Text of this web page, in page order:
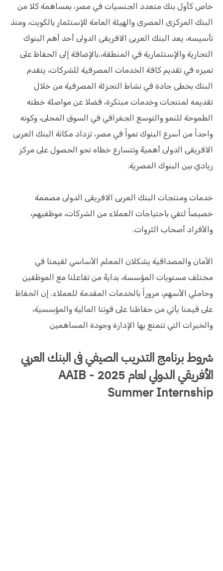
خاص كأول بنك متعدد الجنسيات في مصر، بمساهمة كلا من
البنك المركزى المصرى والهيئة العامة للإستثمار بالكويت، ومنذ
تأسيسه، يعد البنك العربى الافريقى الدولى أحد أهم البنوك
التجارية والإستثمارية في المنطقة،.بالإضافة إلى الحفاظ على
تميزه في تقديم كافة الخدمات المصرفية للشركات، يتقدم
البنك بخطى جادة في نشاط التجزئة المصرفية من خلال
تقديمه لمنتجات وخدمات مبتكرة، فضلا عن مواصلة خطته
الطموحة للنمو والتوسع الجغرافي في السوق المحلى، وكونه
واحداً من أسرع البنوك نمواً في مصر، تزداد مكانة البنك العربى
الافريقى الدولى أهميةً وتتسارع خطاه نحو الحصول على مركز
ريادي بين البنوك المصرية.
خدمات ومنتجات البنك العربى الافريقى الدولى مصممة
خصيصاً لتفي باحتياجات العملاء من الشركات، موظفيهم،
والأفراد أصحاب الثروات.
الأمان والمصداقية يشكلان المعلم الأساسي لقيمنا في
مختلف مستويات المؤسسة، بدايةً من تفاعلنا مع الموظفين
وحاملي الأسهم، مروراً بالخدمات المقدمة للعملاء. إن الحفاظ
على قيمنا يأتي من حفاظنا على قوتنا المالية والمؤسسية،
والخبرات التي تتمتع بها الإدارة وجودة المساهمين
شروط برنامج التدريب الصيفي فى البنك العربي
الأفريقي الدولي لعام 2025 - AAIB
Summer Internship